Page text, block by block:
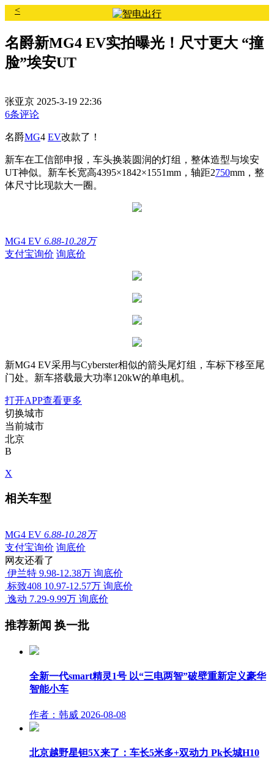
<
名爵新MG4 EV实拍曝光！尺寸更大 “撞
脸”埃安UT
张亚京 2025-3-19 22:36
6条评论
名爵MG4 EV改款了！
新车在工信部申报，车头换装圆润的灯组，整体造型与埃安
UT神似。新车长宽高4395×1842×1551mm，轴距2750mm，整
体尺寸比现款大一圈。
MG4 EV 6.88-10.28万
支付宝询价 询底价
新MG4 EV采用与Cyberster相似的箭头尾灯组，车标下移至尾
门处。新车搭载最大功率120kW的单电机。
打开APP查看更多
切换城市
当前城市
北京
B
X
相关车型
MG4 EV 6.88-10.28万
支付宝询价 询底价
网友还看了
伊兰特 9.98-12.38万 询底价
标致408 10.97-12.57万 询底价
逸动 7.29-9.99万 询底价
推荐新闻 换一批
全新一代smart精灵1号 以“三电两智”破壁重新定义豪华
智能小车
作者：韩威 2026-08-08
北京越野星钽5X来了：车长5米多+双动力 Pk长城H10